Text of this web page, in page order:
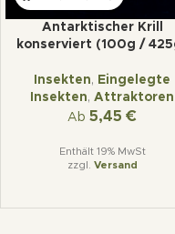
Antarktischer Krill
konserviert (100g /
Insekten, Eingelegte
Insekten, Attraktoren
Ab 5,45 €
Enthält 19% MwSt
zzgl. Versand